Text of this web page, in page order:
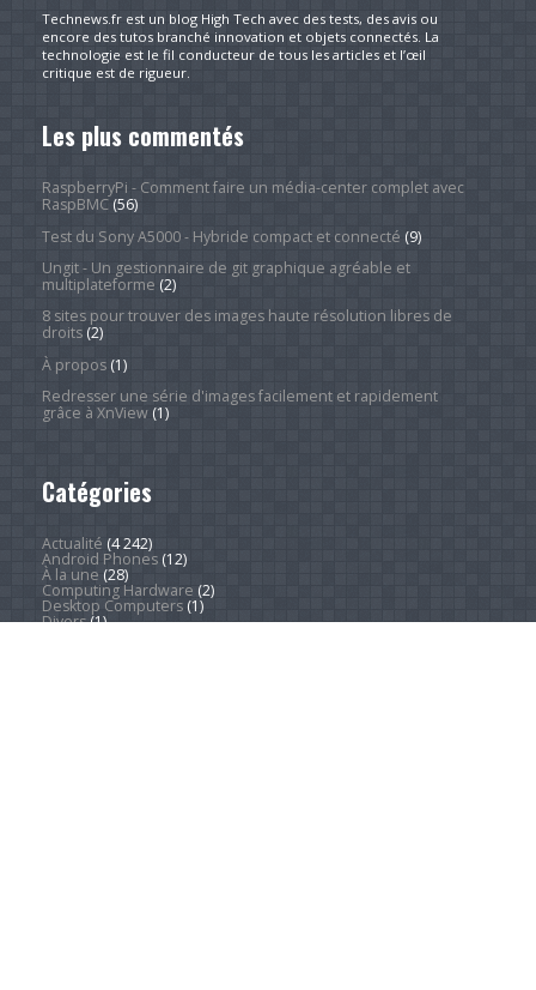
Technews.fr est un blog High Tech avec des tests, des avis ou
encore des tutos branché innovation et objets connectés. La
technologie est le fil conducteur de tous les articles et l’œil
critique est de rigueur.
Les plus commentés
RaspberryPi - Comment faire un média-center complet avec
RaspBMC(56)
Test du Sony A5000 - Hybride compact et connecté (9)
Ungit - Un gestionnaire de git graphique agréable et
multiplateforme (2)
8 sites pour trouver des images haute résolution libres de
droits(2)
À propos(1)
Redresser une série d'images facilement et rapidement
grâce à XnView(1)
Catégories
Actualité (4 242)
Android Phones(12)
À la une (28)
Computing Hardware (2)
Desktop Computers(1)
Divers(1)